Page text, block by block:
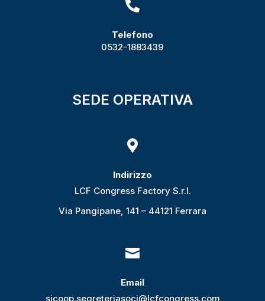

Telefono
0532-1883439
SEDE OPERATIVA

Indirizzo
LCF Congress Factory S.r.l.
Via Pangipane, 141 – 44121 Ferrara

Email
sicoop.segreteriasoci@lcfcongress.com